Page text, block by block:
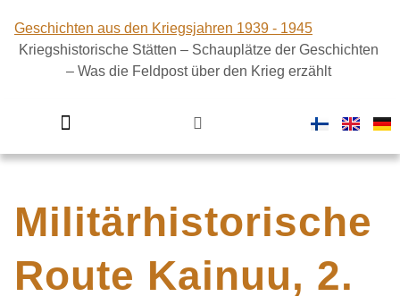
Geschichten aus den Kriegsjahren 1939 - 1945
Kriegshistorische Stätten – Schauplätze der Geschichten
– Was die Feldpost über den Krieg erzählt
Militärhistorische
Route Kainuu, 2.